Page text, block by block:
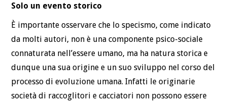
Solo un evento storico
È importante osservare che lo specismo, come indicato
da molti autori, non è una componente psico-sociale
connaturata nell’essere umano, ma ha natura storica e
dunque una sua origine e un suo sviluppo nel corso del
processo di evoluzione umana. Infatti le originarie
società di raccoglitori e cacciatori non possono essere